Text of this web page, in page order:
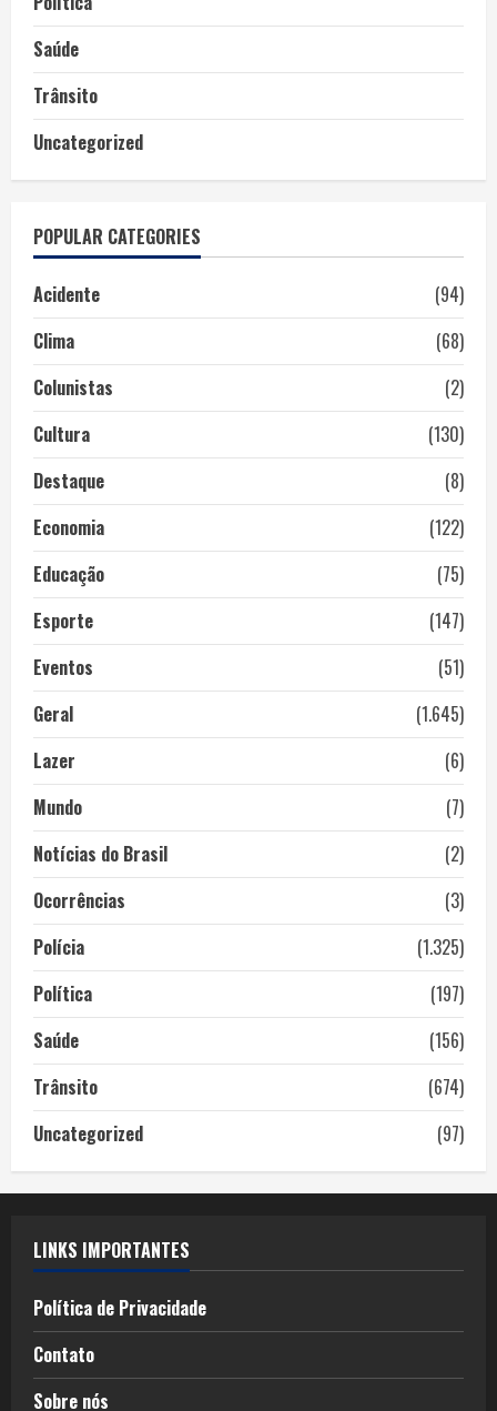
Saúde
Trânsito
Uncategorized
POPULAR CATEGORIES
Acidente
(94)
Clima
(68)
Colunistas
(2)
Cultura
(130)
Destaque
(8)
Economia
(122)
Educação
(75)
Esporte
(147)
Eventos
(51)
Geral
(1.645)
Lazer
(6)
Mundo
(7)
Notícias do Brasil
(2)
Ocorrências
(3)
Polícia
(1.325)
Política
(197)
Saúde
(156)
Trânsito
(674)
Uncategorized
(97)
LINKS IMPORTANTES
Política de Privacidade
Contato
Sobre nós